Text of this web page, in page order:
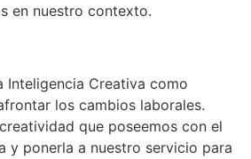
en nuestro contexto.
Inteligencia Creativa como
los cambios laborales.
que poseemos con el
y ponerla a nuestro servicio para